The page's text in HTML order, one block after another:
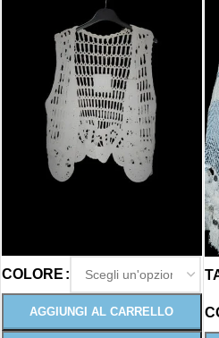
COLORE
AGGIUNGI AL CARRELLO